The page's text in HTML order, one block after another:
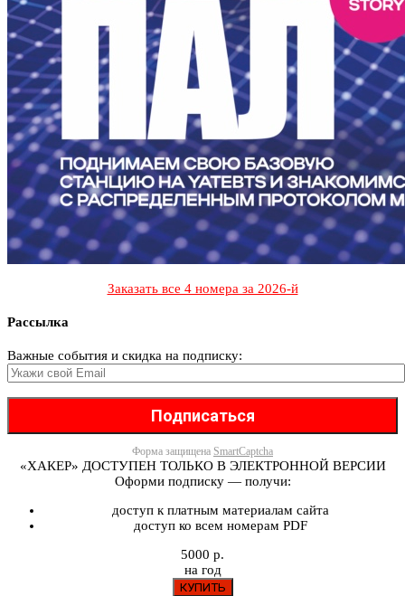
Заказать все 4 номера за 2026-й
Рассылка
Важные события и скидка на подписку:
Форма защищена SmartCaptcha
«ХАКЕР» ДОСТУПЕН ТОЛЬКО В ЭЛЕКТРОННОЙ ВЕРСИИ
Оформи подписку — получи:
доступ к платным материалам сайта
доступ ко всем номерам PDF
5000 р.
на год